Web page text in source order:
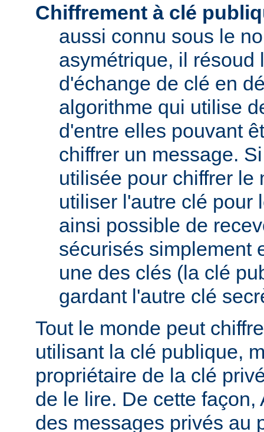
Chiffrement à clé
aussi connu sous le
asymétrique, il résoud
d'échange de clé en
algorithme qui utilise
d'entre elles pouvant
chiffrer un message.
utilisée pour chiffrer le
utiliser l'autre clé pour
ainsi possible de
sécurisés simplement
une des clés (la clé
gardant l'autre clé
Tout le monde peut
utilisant la clé publique,
propriétaire de la clé
de le lire. De cette façon,
des messages privés au